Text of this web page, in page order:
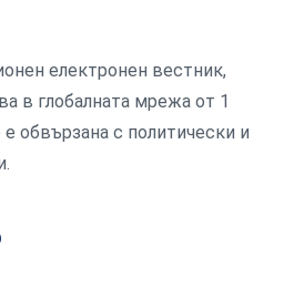
електронен вестник,
в глобалната мрежа от 1
обвързана с политически и